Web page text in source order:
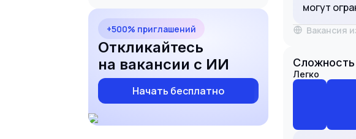
+500% приглашений
Откликайтесь
на вакансии с ИИ
Начать бесплатно
могут
Вакансия
Сложность
Легко